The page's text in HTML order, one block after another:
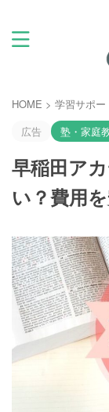
HOME > 学習サポー
広告
塾・家庭
早稲田ア
い？費用